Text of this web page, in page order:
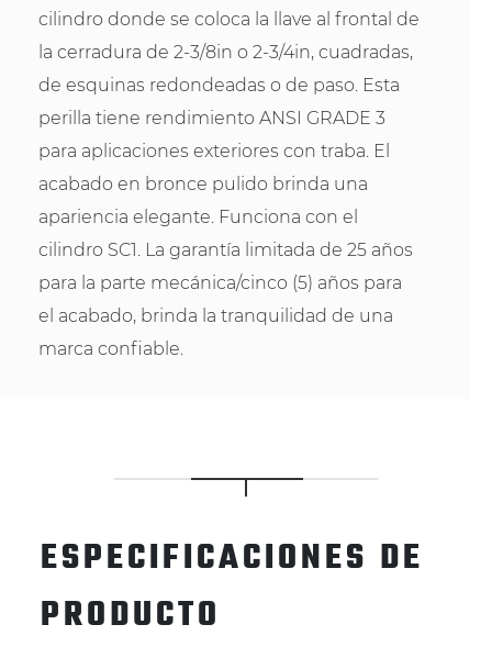
cilindro donde se coloca la llave al frontal de
la cerradura de 2-3/8in o 2-3/4in, cuadradas,
de esquinas redondeadas o de paso. Esta
perilla tiene rendimiento ANSI GRADE 3
para aplicaciones exteriores con traba. El
acabado en bronce pulido brinda una
apariencia elegante. Funciona con el
cilindro SC1. La garantía limitada de 25 años
para la parte mecánica/cinco (5) años para
el acabado, brinda la tranquilidad de una
marca confiable.
ESPECIFICACIONES DE
PRODUCTO